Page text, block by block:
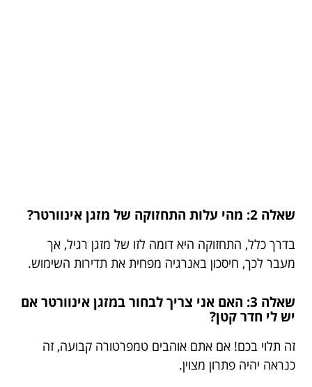
שאלה 2: מהי עלות התחזוקה של מזגן אינוורטר?
בדרך כלל, התחזוקה היא דומה לזו של מזגן רגיל, אך
מעבר לכך, חיסכון באנרגיה מפחית את תדירות השימוש.
שאלה 3: האם אני צריך לבחור במזגן אינוורטר אם
יש לי חדר קטן?
זה תלוי בכם! אם אתם אוהבים טמפרטורה קבועה, זה
כנראה יהיה פתרון מצוין.